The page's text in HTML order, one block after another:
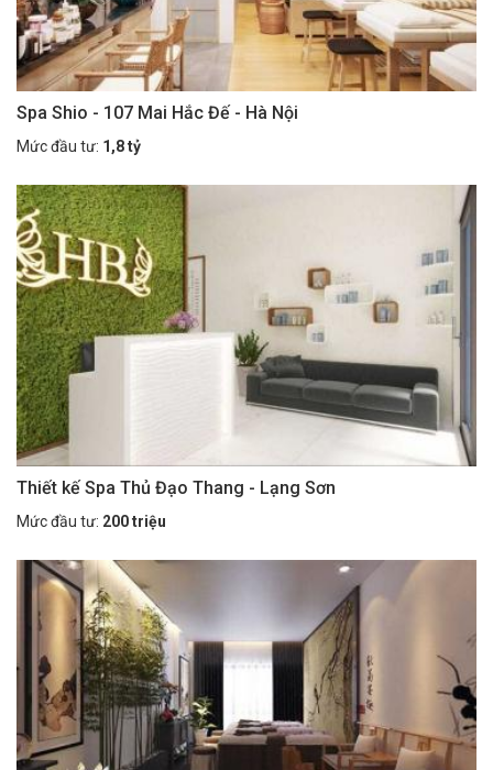
Spa Shio - 107 Mai Hắc Đế - Hà Nội
Mức đầu tư: 1,8 tỷ
Thiết kế Spa Thủ Đạo Thang - Lạng Sơn
Mức đầu tư: 200 triệu